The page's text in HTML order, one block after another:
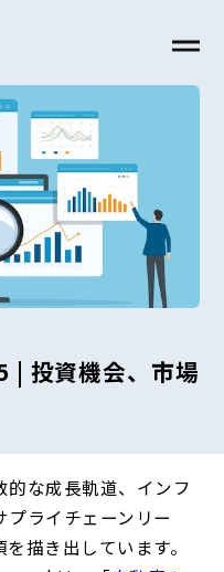
| 投資機会、市場
な成長軌道、インフ
ライチェーンリー
描き出しています。